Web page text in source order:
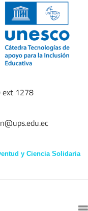
ext 1278
y Ciencia Solidaria